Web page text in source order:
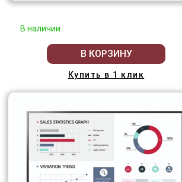
В наличии
В КОРЗИНУ
Купить в 1 клик